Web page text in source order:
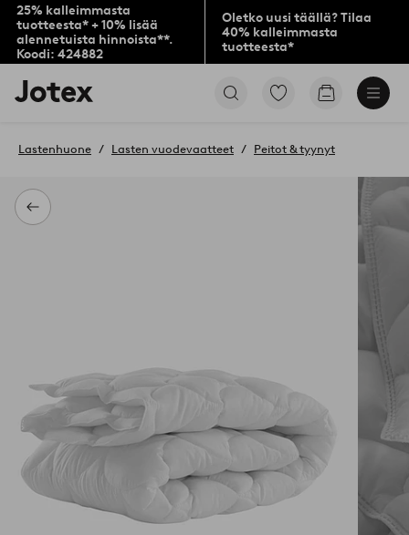
25% kalleimmasta
tuotteesta* + 10% lisää
alennetuista hinnoista**.
Koodi: 424882
Oletko uusi täällä? Tilaa
40% kalleimmasta
tuotteesta*
Jotex-
logo
aloitussivulle
Siirry
Siirry
Takaisin
Lastenhuone Lasten vuodevaatteet Peitot & tyynyt